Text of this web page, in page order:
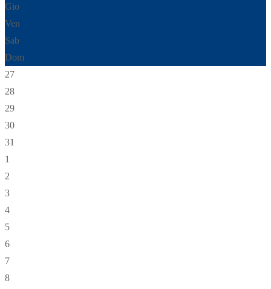
Gio
Ven
Sab
Dom
27
28
29
30
31
1
2
3
4
5
6
7
8